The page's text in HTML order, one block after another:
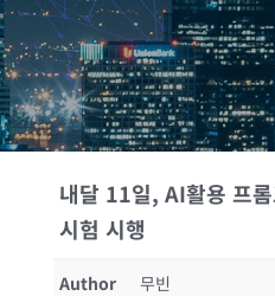
내달 11일, AI활용 프
시험 시행
Author
무빈